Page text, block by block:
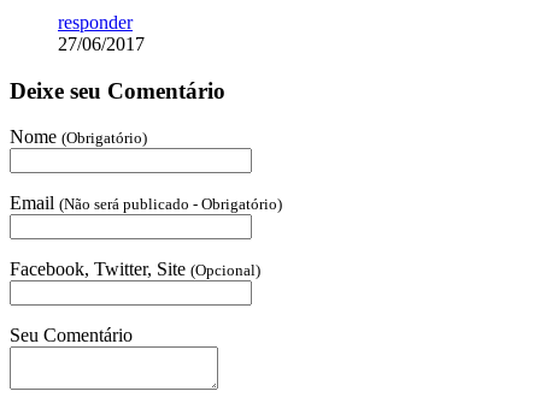
responder
27/06/2017
Deixe seu Comentário
Nome (Obrigatório)
Email (Não será publicado - Obrigatório)
Facebook, Twitter, Site (Opcional)
Seu Comentário